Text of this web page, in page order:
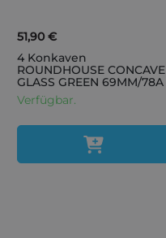
51,90 €
4 Konkaven
ROUNDHOUSE CONCAVE
GLASS GREEN 69MM/78A
Verfügbar.